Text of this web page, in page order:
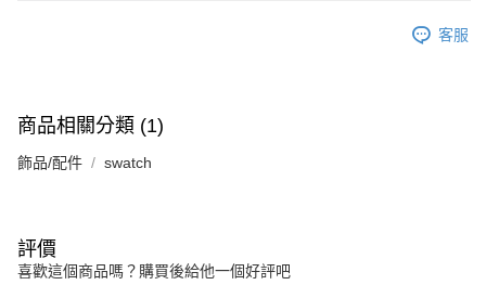
客服
商品相關分類 (1)
飾品/配件 swatch
評價
喜歡這個商品嗎？購買後給他一個好評吧